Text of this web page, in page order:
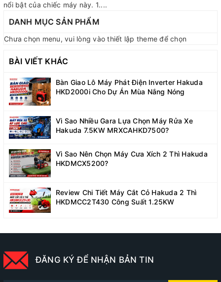
nổi bật của chiếc máy này. 1....
DANH MỤC SẢN PHẨM
Chưa chọn menu, vui lòng vào thiết lập theme để chọn
BÀI VIẾT KHÁC
Bàn Giao Lô Máy Phát Điện Inverter Hakuda
HKD2000i Cho Dự Án Mùa Nắng Nóng
Vì Sao Nhiều Gara Lựa Chọn Máy Rửa Xe
Hakuda 7.5KW MRXCAHKD7500?
Vì Sao Nên Chọn Máy Cưa Xích 2 Thì Hakuda
HKDMCX5200?
Review Chi Tiết Máy Cắt Cỏ Hakuda 2 Thì
HKDMCC2T430 Công Suất 1.25KW
ĐĂNG KÝ ĐỂ NHẬN BẢN TIN